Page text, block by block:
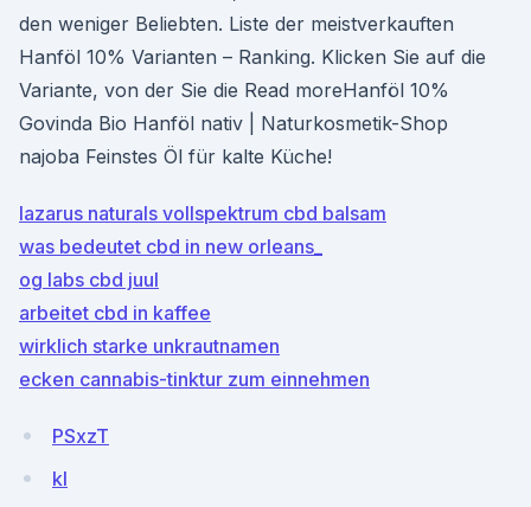
den weniger Beliebten. Liste der meistverkauften
Hanföl 10% Varianten – Ranking. Klicken Sie auf die
Variante, von der Sie die Read moreHanföl 10%
Govinda Bio Hanföl nativ | Naturkosmetik-Shop
najoba Feinstes Öl für kalte Küche!
lazarus naturals vollspektrum cbd balsam
was bedeutet cbd in new orleans_
og labs cbd juul
arbeitet cbd in kaffee
wirklich starke unkrautnamen
ecken cannabis-tinktur zum einnehmen
PSxzT
kl